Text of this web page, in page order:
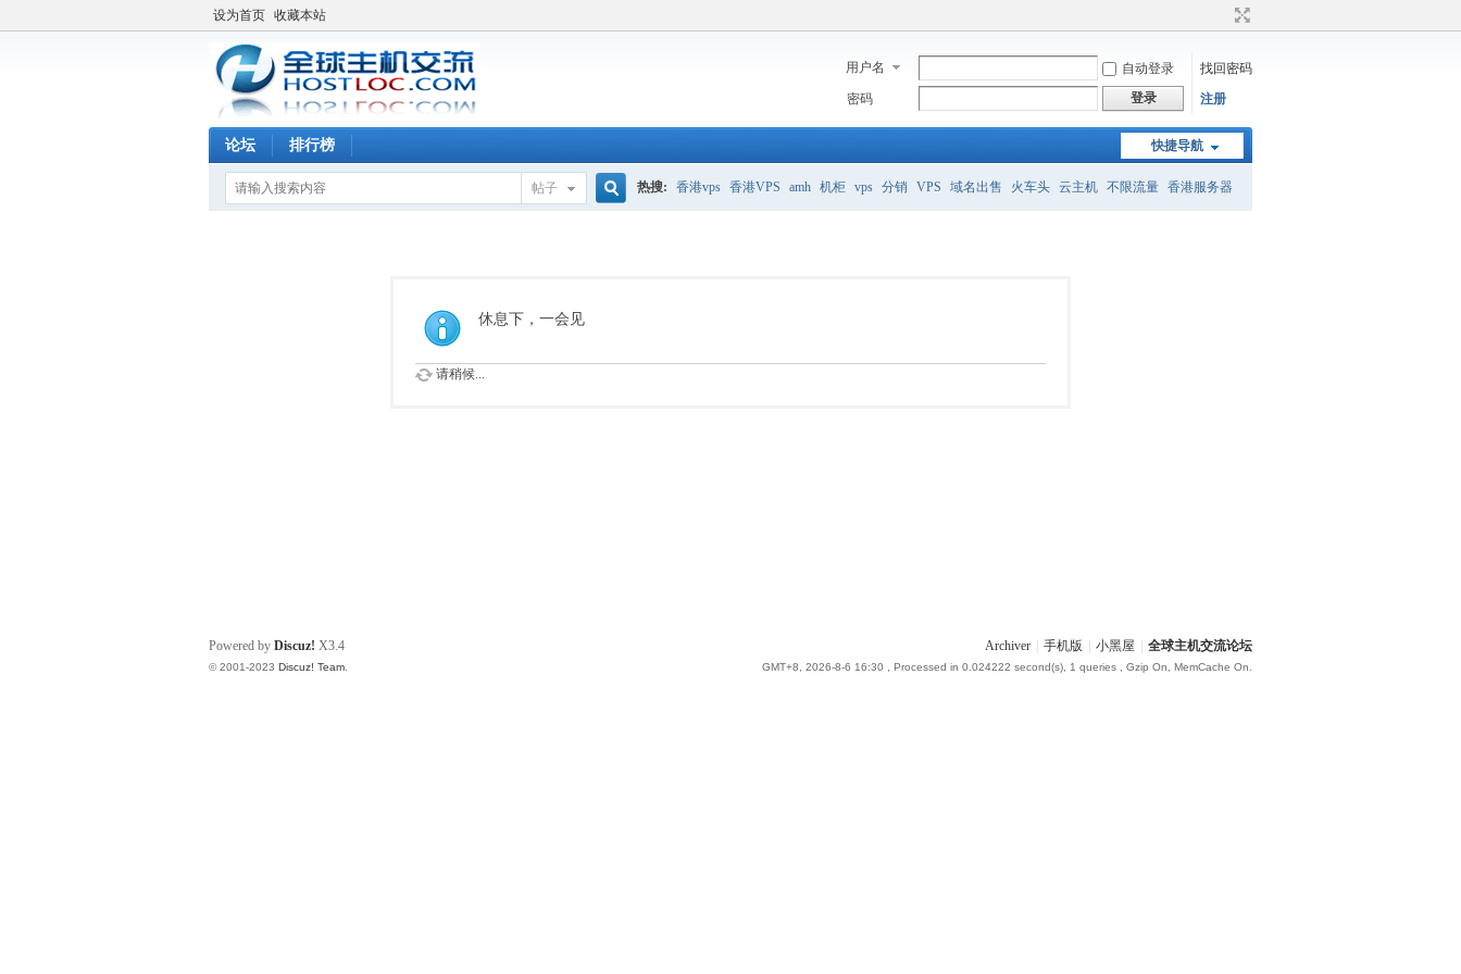
设为首页 收藏本站
用户名 自动登录
找回密码
密码
登录 注册
快捷导航
论坛 排行榜
帖子 热搜: 香港vps 香港VPS amh 机柜 vps 分销 VPS 域名出售 火车头 云主机 不限流量 香港服务器
休息下，一会见
请稍候...
Archiver 手机版 小黑屋 全球主机交流论坛
GMT+8, 2026-8-6 16:30 , Processed in 0.024222 second(s), 1 queries , Gzip On, MemCache On.
Powered by Discuz! X3.4
© 2001-2023 Discuz! Team